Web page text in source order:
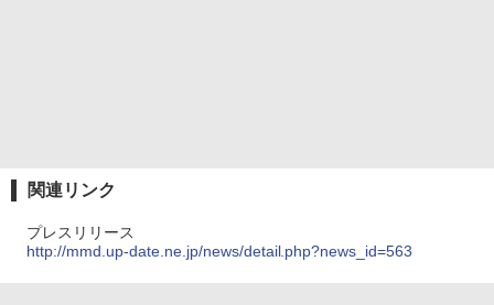
関連リンク
プレスリリース
http://mmd.up-date.ne.jp/news/detail.php?news_id=563